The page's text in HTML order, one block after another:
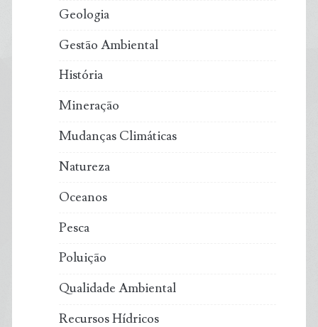
Geologia
Gestão Ambiental
História
Mineração
Mudanças Climáticas
Natureza
Oceanos
Pesca
Poluição
Qualidade Ambiental
Recursos Hídricos